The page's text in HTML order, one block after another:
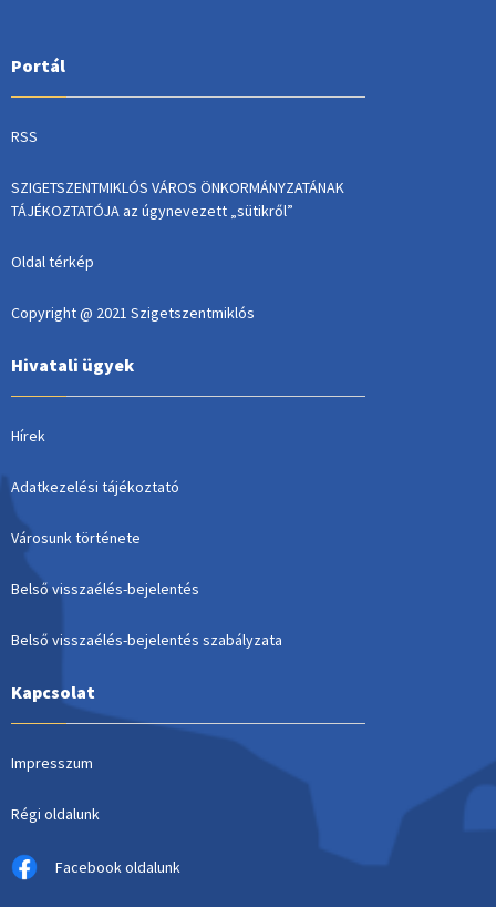
Portál
RSS
SZIGETSZENTMIKLÓS VÁROS ÖNKORMÁNYZATÁNAK
TÁJÉKOZTATÓJA az úgynevezett „sütikről”
Oldal térkép
Copyright @ 2021 Szigetszentmiklós
Hivatali ügyek
Hírek
Adatkezelési tájékoztató
Városunk története
Belső visszaélés-bejelentés
Belső visszaélés-bejelentés szabályzata
Kapcsolat
Impresszum
Régi oldalunk
Facebook oldalunk